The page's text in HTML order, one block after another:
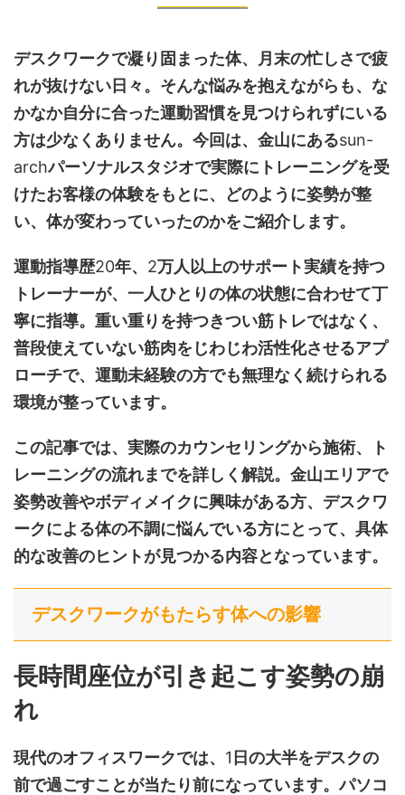
デスクワークで凝り固まった体、月末の忙しさで疲
れが抜けない日々。そんな悩みを抱えながらも、な
かなか自分に合った運動習慣を見つけられずにいる
方は少なくありません。今回は、金山にあるsun-
archパーソナルスタジオで実際にトレーニングを受
けたお客様の体験をもとに、どのように姿勢が整
い、体が変わっていったのかをご紹介します。
運動指導歴20年、 2万人以上のサポート実績を持つ
トレーナーが、一人ひとりの体の状態に合わせて丁
寧に指導。重い重りを持つきつい筋トレではなく、
普段使えていない筋肉をじわじわ活性化させるアプ
ローチで、運動未経験の方でも無理なく続けられる
環境が整っています。
この記事では、実際のカウンセリングから施術、ト
レーニングの流れまでを詳しく解説。金山エリアで
姿勢改善やボディメイクに興味がある方、デスクワ
ークによる体の不調に悩んでいる方にとって、具体
的な改善のヒントが見つかる内容となっています。
デスクワークがもたらす体への影響
長時間座位が引き起こす姿勢の崩
れ
現代のオフィスワークでは、 1 日の大半をデスクの
前で過ごすことが当たり前になっています。パソコ